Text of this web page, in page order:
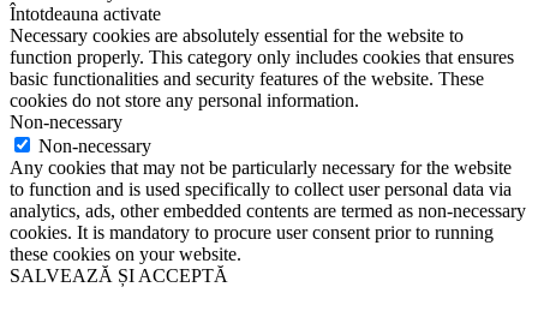
Întotdeauna activate
Necessary cookies are absolutely essential for the website to
function properly. This category only includes cookies that ensures
basic functionalities and security features of the website. These
cookies do not store any personal information.
Non-necessary
Non-necessary
Any cookies that may not be particularly necessary for the website
to function and is used specifically to collect user personal data via
analytics, ads, other embedded contents are termed as non-necessary
cookies. It is mandatory to procure user consent prior to running
these cookies on your website.
SALVEAZĂ ȘI ACCEPTĂ